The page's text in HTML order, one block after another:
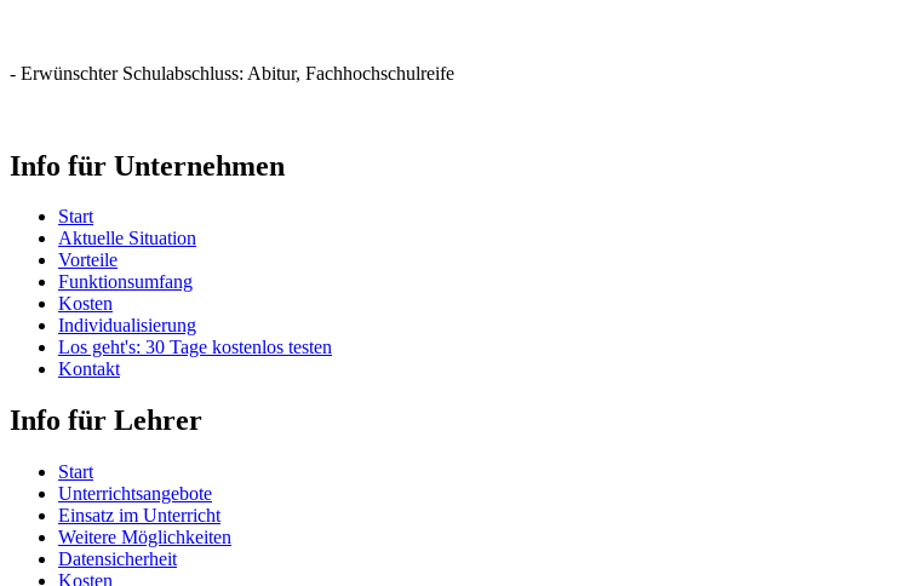
- Erwünschter Schulabschluss: Abitur, Fachhochschulreife
Info für Unternehmen
Start
Aktuelle Situation
Vorteile
Funktionsumfang
Kosten
Individualisierung
Los geht's: 30 Tage kostenlos testen
Kontakt
Info für Lehrer
Start
Unterrichtsangebote
Einsatz im Unterricht
Weitere Möglichkeiten
Datensicherheit
Kosten